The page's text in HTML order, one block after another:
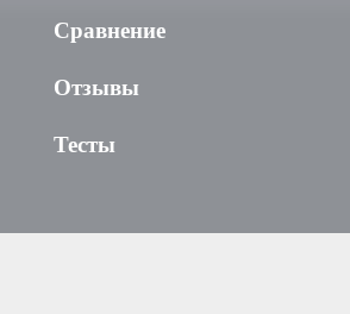
Сравнение
Отзывы
Тесты